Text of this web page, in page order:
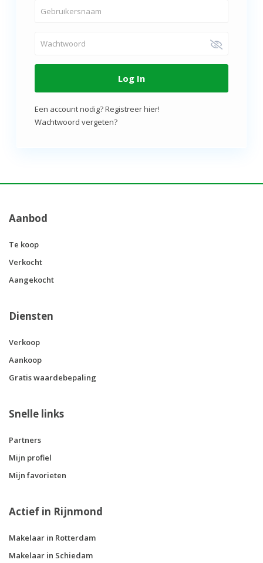
Log In
Een account nodig? Registreer hier!
Wachtwoord vergeten?
Aanbod
Te koop
Verkocht
Aangekocht
Diensten
Verkoop
Aankoop
Gratis waardebepaling
Snelle links
Partners
Mijn profiel
Mijn favorieten
Actief in Rijnmond
Makelaar in Rotterdam
Makelaar in Schiedam